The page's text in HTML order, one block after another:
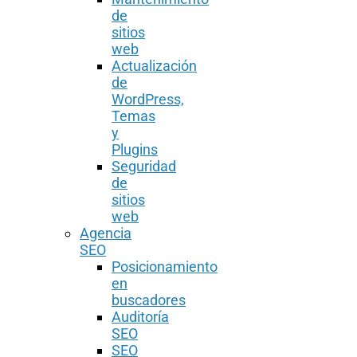
de
sitios
web
Actualización
de
WordPress,
Temas
y
Plugins
Seguridad
de
sitios
web
Agencia
SEO
Posicionamiento
en
buscadores
Auditoría
SEO
SEO